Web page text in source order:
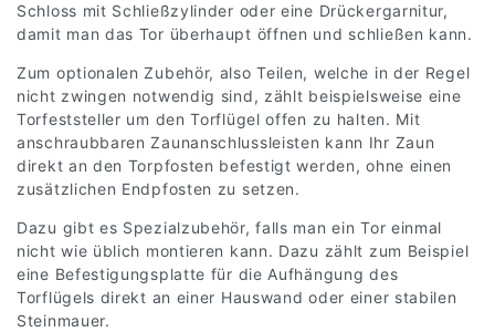
Schloss mit Schließzylinder oder eine Drückergarnitur,
damit man das Tor überhaupt öffnen und schließen kann.
Zum optionalen Zubehör, also Teilen, welche in der Regel
nicht zwingen notwendig sind, zählt beispielsweise eine
Torfeststeller um den Torflügel offen zu halten. Mit
anschraubbaren Zaunanschlussleisten kann Ihr Zaun
direkt an den Torpfosten befestigt werden, ohne einen
zusätzlichen Endpfosten zu setzen.
Dazu gibt es Spezialzubehör, falls man ein Tor einmal
nicht wie üblich montieren kann. Dazu zählt zum Beispiel
eine Befestigungsplatte für die Aufhängung des
Torflügels direkt an einer Hauswand oder einer stabilen
Steinmauer.